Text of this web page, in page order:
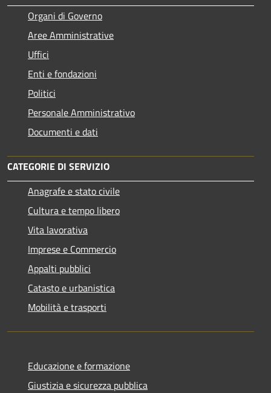
Organi di Governo
Aree Amministrative
Uffici
Enti e fondazioni
Politici
Personale Amministrativo
Documenti e dati
CATEGORIE DI SERVIZIO
Anagrafe e stato civile
Cultura e tempo libero
Vita lavorativa
Imprese e Commercio
Appalti pubblici
Catasto e urbanistica
Mobilità e trasporti
Educazione e formazione
Giustizia e sicurezza pubblica